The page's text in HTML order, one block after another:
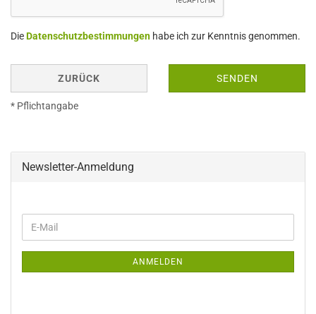
DieDatenschutzbestimmungen habe ich zur Kenntnis genommen.
ZURÜCK SENDEN
* Pflichtangabe
Newsletter-Anmeldung
ZUR
E-
Mail
ANMELDEN